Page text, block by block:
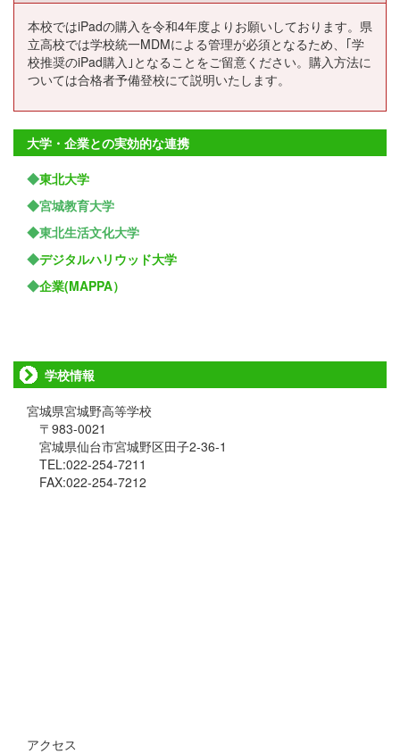
本校ではiPadの購入を令和4年度よりお願いしております。県
立高校では学校統一MDMによる管理が必須となるため、｢学
校推奨のiPad購入｣となることをご留意ください。購入方法に
ついては合格者予備登校にて説明いたします。
大学・企業との実効的な連携
◆東北大学
◆宮城教育大学
◆東北生活文化大学
◆デジタルハリウッド大学
◆企業(MAPPA）
学校情報
宮城県宮城野高等学校
〒983-0021
宮城県仙台市宮城野区田子2-36-1
TEL:022-254-7211
FAX:022-254-7212
アクセス